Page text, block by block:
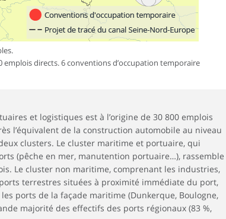
directs. 6 conventions d’occupation temporaire
et logistiques est à l’origine de 30 800 emplois
l’équivalent de la construction automobile au niveau
clusters. Le cluster maritime et portuaire, qui
(pêche en mer, manutention portuaire…), rassemble
Le cluster non maritime, comprenant les industries,
terrestres situées à proximité immédiate du port,
ports de la façade maritime (Dunkerque, Boulogne,
majorité des effectifs des ports régionaux (83 %,